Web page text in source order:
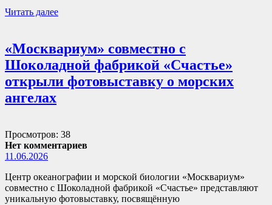
Читать далее
«Москвариум» совместно с
Шоколадной фабрикой «Счастье»
открыли фотовыставку о морских
ангелах
Просмотров: 38
Нет комментариев
11.06.2026
Центр океанографии и морской биологии «Москвариум»
совместно с Шоколадной фабрикой «Счастье» представляют
уникальную фотовыставку, посвящённую